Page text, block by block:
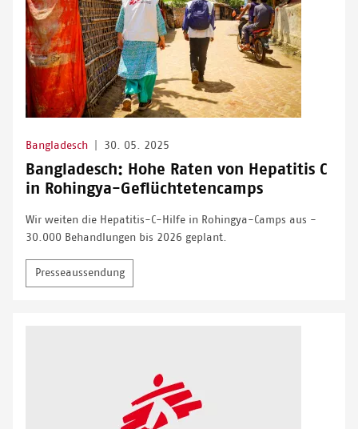
Bangladesch 30. 05. 2025
Bangladesch: Hohe Raten von Hepatitis C
in Rohingya-Geflüchtetencamps
Wir weiten die Hepatitis-C-Hilfe in Rohingya-Camps aus -
30.000 Behandlungen bis 2026 geplant.
Presseaussendung